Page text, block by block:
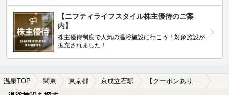
【ニフティライフスタイル株主優待のご案
内】
株主優待制度で人気の温浴施設に行こう！対象施設が
拡充されました！
温泉TOP 関東 東京都 京成立石駅 【クーポンあり】冷え性に効能がある京成立石駅近くの温泉、日帰り温泉、スーパー銭湯おすすめ